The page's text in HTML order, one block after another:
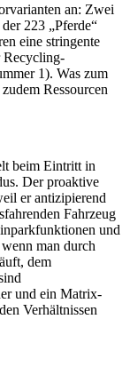
an: Zwei
223 „Pferde“
eine stringente
Recycling-
1). Was zum
Ressourcen
beim Eintritt in
Der proaktive
er antizipierend
Fahrzeug
und
man durch
dem
und ein Matrix-
Verhältnissen